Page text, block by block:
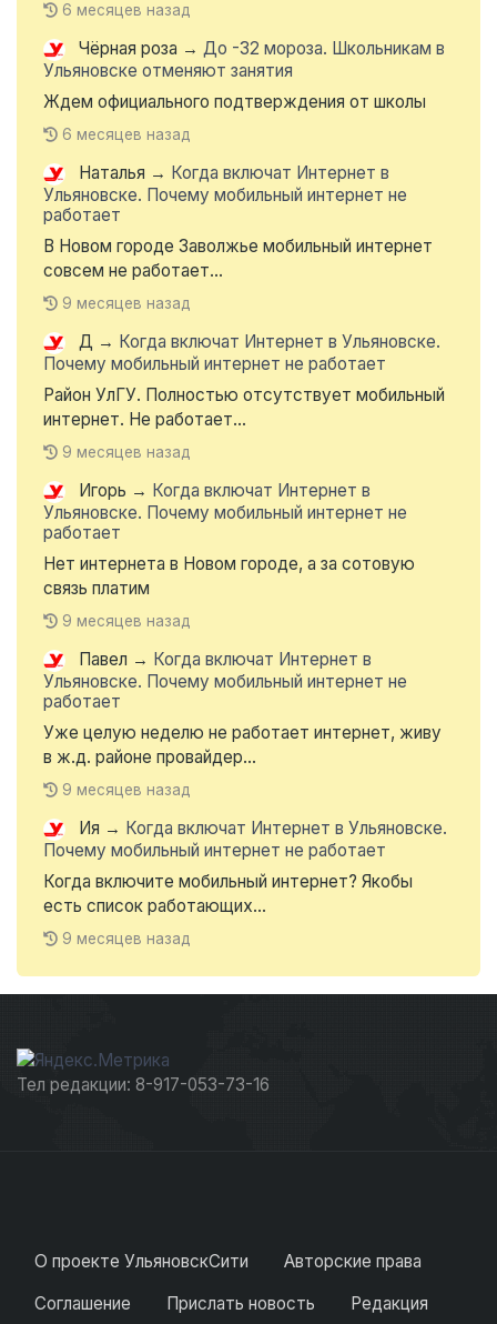
6 месяцев назад
Чёрная роза → До -32 мороза. Школьникам в
Ульяновске отменяют занятия
Ждем официального подтверждения от школы
6 месяцев назад
Наталья → Когда включат Интернет в
Ульяновске. Почему мобильный интернет не
работает
В Новом городе Заволжье мобильный интернет
совсем не работает...
9 месяцев назад
Д → Когда включат Интернет в Ульяновске.
Почему мобильный интернет не работает
Район УлГУ. Полностью отсутствует мобильный
интернет. Не работает...
9 месяцев назад
Игорь → Когда включат Интернет в
Ульяновске. Почему мобильный интернет не
работает
Нет интернета в Новом городе, а за сотовую
связь платим
9 месяцев назад
Павел → Когда включат Интернет в
Ульяновске. Почему мобильный интернет не
работает
Уже целую неделю не работает интернет, живу
в ж.д. районе провайдер...
9 месяцев назад
Ия → Когда включат Интернет в Ульяновске.
Почему мобильный интернет не работает
Когда включите мобильный интернет? Якобы
есть список работающих...
9 месяцев назад
Тел редакции: 8-917-053-73-16
О проекте УльяновскСити
Авторские права
Соглашение
Прислать новость Редакция